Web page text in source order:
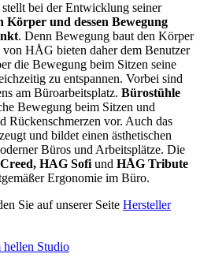
bei der Entwicklung seiner
Körper und dessen Bewegung
. Denn Bewegung baut den Körper
HÅG bieten daher dem Benutzer
die Bewegung beim Sitzen seine
zu entspannen. Vorbei sind
am Büroarbeitsplatz. Bürostühle
Bewegung beim Sitzen und
Rückenschmerzen vor. Auch das
und bildet einen ästhetischen
Büros und Arbeitsplätze. Die
HAG Sofiund HÅG Tribute
Ergonomie im Büro.
Sie auf unserer Seite Hersteller